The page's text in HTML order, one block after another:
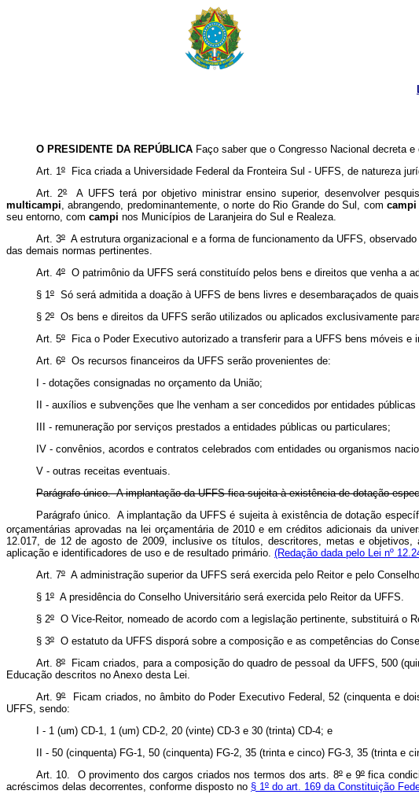
O PRESIDENTE DA REPÚBLICA Faço saber que o Congresso Nacional decreta
Art. 1ºFica criada a Universidade Federal da Fronteira Sul - UFFS, de natureza
Art. 2ºA UFFS terá por objetivo ministrar ensino superior, desenvolver
multicampi, abrangendo, predominantemente, o norte do Rio Grande do Sul, comcampi
seu entorno, com campi nos Municípios de Laranjeira do Sul e Realeza.
Art. 3ºA estrutura organizacional e a forma de funcionamento da UFFS,
das demais normas pertinentes.
Art. 4ºO patrimônio da UFFS será constituído pelos bens e direitos que venha a
§ 1ºSó será admitida a doação à UFFS de bens livres e desembaraçados de
§ 2ºOs bens e direitos da UFFS serão utilizados ou aplicados exclusivamente
Art. 5ºFica o Poder Executivo autorizado a transferir para a UFFS bens móveis e
Art. 6ºOs recursos financeiros da UFFS serão provenientes de:
I - dotações consignadas no orçamento da União;
II - auxílios e subvenções que lhe venham a ser concedidos por entidades
III - remuneração por serviços prestados a entidades públicas ou particulares;
IV - convênios, acordos e contratos celebrados com entidades ou organismos
V - outras receitas eventuais.
Parágrafo único. A implantação da UFFS fica sujeita à existência de dotação
Parágrafo único. A implantação da UFFS é sujeita à existência de dotação
orçamentárias aprovadas na lei orçamentária de 2010 e em créditos adicionais da
12.017, de 12 de agosto de 2009, inclusive os títulos, descritores, metas e
aplicação e identificadores de uso e de resultado primário. (Redação dada pelo Lei nº
Art. 7ºA administração superior da UFFS será exercida pelo Reitor e pelo
§ 1ºA presidência do Conselho Universitário será exercida pelo Reitor da UFFS.
§ 2ºO Vice-Reitor, nomeado de acordo com a legislação pertinente, substituirá o
§ 3ºO estatuto da UFFS disporá sobre a composição e as competências do
Art. 8ºFicam criados, para a composição do quadro de pessoal da UFFS, 500
Educação descritos no Anexo desta Lei.
Art. 9ºFicam criados, no âmbito do Poder Executivo Federal, 52 (cinquenta e
UFFS, sendo:
I - 1 (um) CD-1, 1 (um) CD-2, 20 (vinte) CD-3 e 30 (trinta) CD-4; e
II - 50 (cinquenta) FG-1, 50 (cinquenta) FG-2, 35 (trinta e cinco) FG-3, 35 (trinta e
Art. 10. O provimento dos cargos criados nos termos dos arts. 8ºe 9ºfica
acréscimos delas decorrentes, conforme disposto no § 1º do art. 169 da Constituição